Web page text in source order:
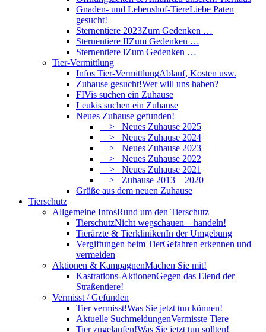
Gnaden- und Lebenshof-TiereLiebe Paten
gesucht!
Sternentiere 2023Zum Gedenken …
Sternentiere IIZum Gedenken …
Sternentiere IZum Gedenken …
Tier-Vermittlung
Infos Tier-VermittlungAblauf, Kosten usw.
Zuhause gesucht!Wer will uns haben?
FIVis suchen ein Zuhause
Leukis suchen ein Zuhause
Neues Zuhause gefunden!
> Neues Zuhause 2025
> Neues Zuhause 2024
> Neues Zuhause 2023
> Neues Zuhause 2022
> Neues Zuhause 2021
> Zuhause 2013 – 2020
Grüße aus dem neuen Zuhause
Tierschutz
Allgemeine InfosRund um den Tierschutz
TierschutzNicht wegschauen – handeln!
Tierärzte & TierklinikenIn der Umgebung
Vergiftungen beim TierGefahren erkennen und
vermeiden
Aktionen & KampagnenMachen Sie mit!
Kastrations-AktionenGegen das Elend der
Straßentiere!
Vermisst / Gefunden
Tier vermisst!Was Sie jetzt tun können!
Aktuelle SuchmeldungenVermisste Tiere
Tier zugelaufen!Was Sie jetzt tun sollten!